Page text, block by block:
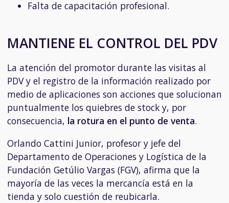
Falta de capacitación profesional.
MANTIENE EL CONTROL DEL PDV
La atención del promotor durante las visitas al
PDV y el registro de la información realizado por
medio de aplicaciones son acciones que solucionan
puntualmente los quiebres de stock y, por
consecuencia, la rotura en el punto de venta.
Orlando Cattini Junior, profesor y jefe del
Departamento de Operaciones y Logística de la
Fundación Getúlio Vargas (FGV), afirma que la
mayoría de las veces la mercancía está en la
tienda y solo cuestión de reubicarla.